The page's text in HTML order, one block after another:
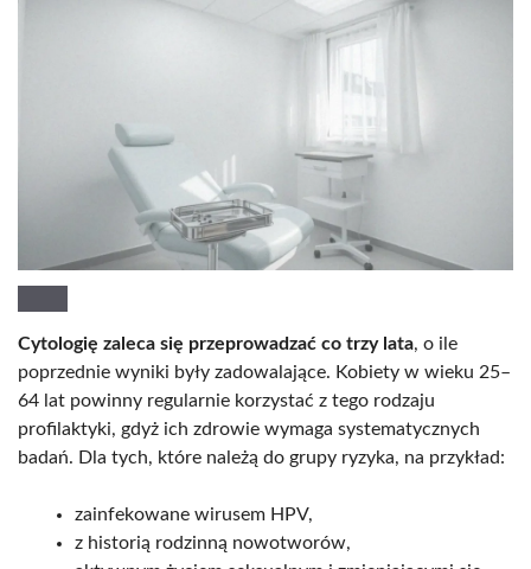
Cytologię zaleca się przeprowadzać co trzy lata, o ile
poprzednie wyniki były zadowalające. Kobiety w wieku 25–
64 lat powinny regularnie korzystać z tego rodzaju
profilaktyki, gdyż ich zdrowie wymaga systematycznych
badań. Dla tych, które należą do grupy ryzyka, na przykład:
zainfekowane wirusem HPV,
z historią rodzinną nowotworów,